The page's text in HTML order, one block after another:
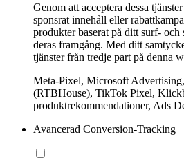
Genom att acceptera dessa
sponsrat innehåll eller
produkter baserat på ditt surf- och
deras framgång. Med ditt
tjänster från tredje part på denna
Meta-Pixel, Microsoft
(RTBHouse), TikTok Pixel,
produktrekommendationer, Ads
Avancerad Conversion-Tracking